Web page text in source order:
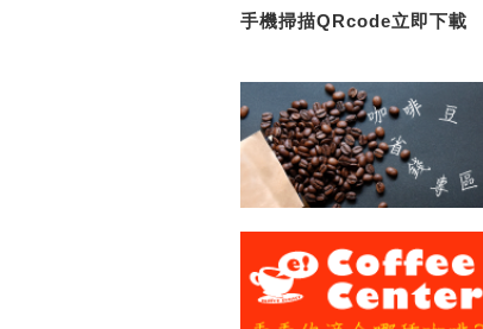
手機掃描QRcode立即下載